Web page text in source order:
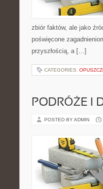
zbiór faktów, ale jako
poświęcone
przyszłością, a […]
CATEGORIES:
PODRÓŻE I
POSTED BY ADMIN